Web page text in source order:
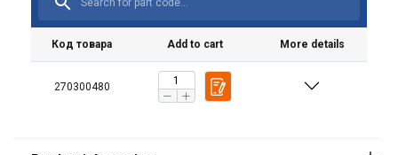
Код товара Add to cart More details
270300480